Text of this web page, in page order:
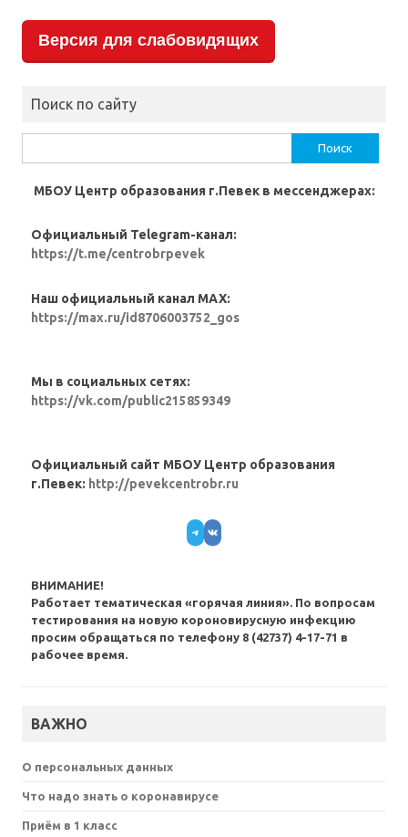
Версия для слабовидящих
Поиск по сайту
МБОУ Центр образования г.Певек в мессенджерах:
Официальный Telegram-канал:
https://t.me/centrobrpevek
Наш официальный канал MAX:
https://max.ru/id8706003752_gos
Мы в социальных сетях:
https://vk.com/public215859349
Официальный сайт МБОУ Центр образования
г.Певек: http://pevekcentrobr.ru
Telegram
VK
ВНИМАНИЕ!
Работает тематическая «горячая линия». По вопросам
тестирования на новую короновирусную инфекцию
просим обращаться по телефону 8 (42737) 4-17-71 в
рабочее время.
ВАЖНО
О персональных данных
Что надо знать о коронавирусе
Приём в 1 класс